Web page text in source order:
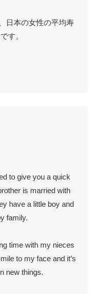
日本の女性の平均寿
す。
to give you a quick
is married with
have a little boy and
family.
time with my nieces
to my face and it’s
new things.